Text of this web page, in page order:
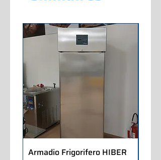
Armadio Frigorifero HIBER